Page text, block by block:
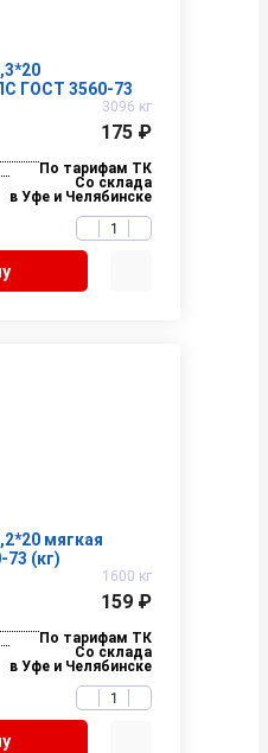
ГОСТ 3560-73
3096 кг
175 ₽
По тарифам ТК
Со склада
в Уфе и Челябинске
мягкая
73 (кг)
1600 кг
159 ₽
По тарифам ТК
Со склада
в Уфе и Челябинске